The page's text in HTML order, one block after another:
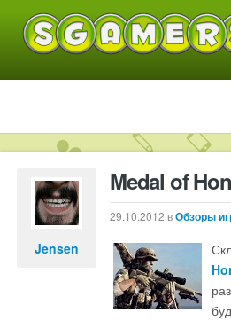
Jensen
Medal of
29.10.2012 вОбзоры